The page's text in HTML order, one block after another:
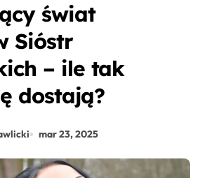
świat
Sióstr
– ile tak
dostają?
mar 23, 2025